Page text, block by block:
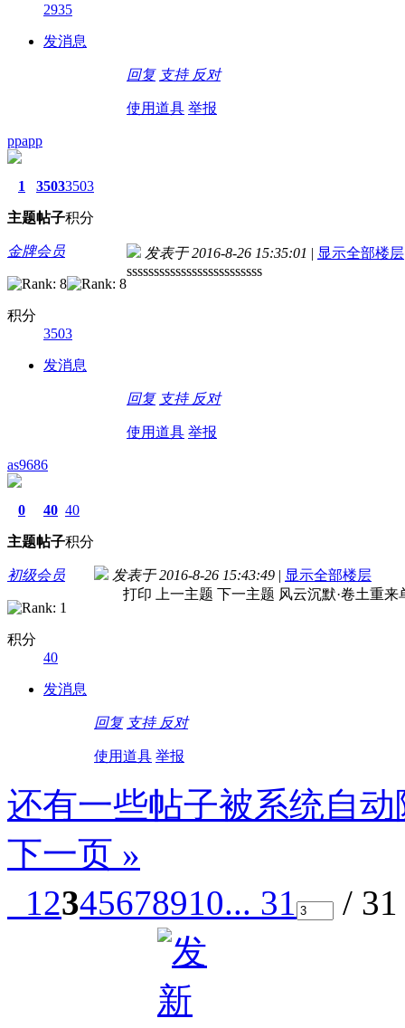
2935
发消息
回复 支持 反对
使用道具 举报
ppapp
1
主题
3503
帖子
3503
积分
金牌会员
积分
3503
发消息
发表于 2016-8-26 15:35:01 | 显示全部楼层
sssssssssssssssssssssssss
回复 支持 反对
使用道具 举报
as9686
0
主题
40
帖子
40
积分
初级会员
积分
40
发消息
发表于 2016-8-26 15:43:49 | 显示全部楼层
打印 上一主题 下一主题 风云沉默·卷土重来
回复 支持 反对
使用道具 举报
还有一些帖子被系统自
下一页 »
12345678910... 31 /